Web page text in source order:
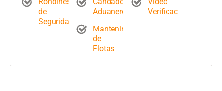
de
Seguridad
Aduaneros
Verificación
Mantenimiento
de
Flotas